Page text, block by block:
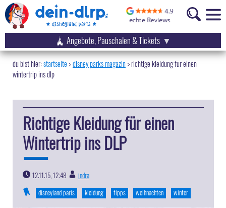
Angebote, Pauschalen & Tickets
startseite disney parks magazin>richtige kleidung für einen
wintertrip ins dlp
Richtige Kleidung für einen
Wintertrip ins DLP
12.11.15, 12:48
indra
disneyland paris
kleidung tipps weihnachten winter